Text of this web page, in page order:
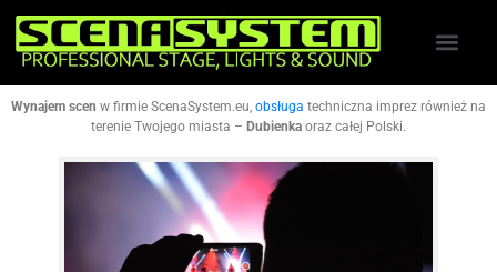
Wynajem scen w firmie ScenaSystem.eu, obsługa techniczna imprez również na
terenie Twojego miasta – Dubienka oraz całej Polski.